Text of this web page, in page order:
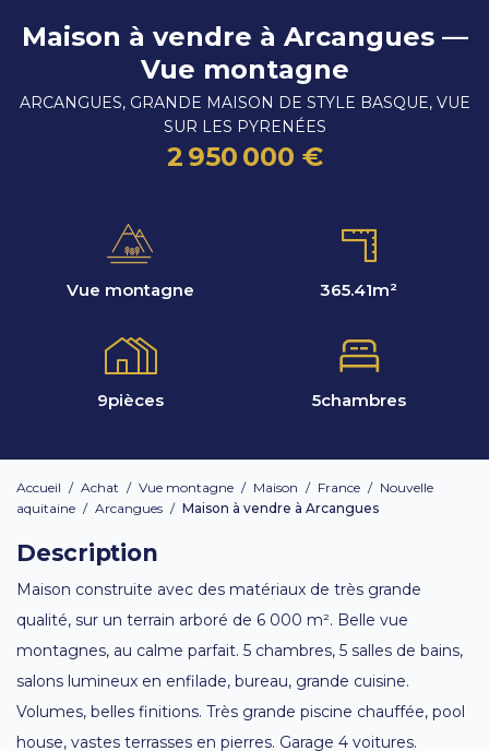
Maison à vendre à Arcangues —
Vue montagne
ARCANGUES, GRANDE MAISON DE STYLE BASQUE, VUE
SUR LES PYRENÉES
2 950 000 €
Vue montagne 365.41m²
9pièces 5chambres
Accueil / Achat / Vue montagne / Maison / France / Nouvelle
aquitaine / Arcangues / Maison à vendre à Arcangues
Description
Maison construite avec des matériaux de très grande
qualité, sur un terrain arboré de 6 000 m². Belle vue
montagnes, au calme parfait. 5 chambres, 5 salles de bains,
salons lumineux en enfilade, bureau, grande cuisine.
Volumes, belles finitions. Très grande piscine chauffée, pool
house, vastes terrasses en pierres. Garage 4 voitures.